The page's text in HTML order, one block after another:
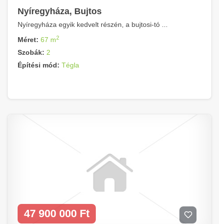
Nyíregyháza, Bujtos
Nyíregyháza egyik kedvelt részén, a bujtosi-tó ...
Méret: 67 m2
Szobák: 2
Építési mód: Tégla
47 900 000 Ft